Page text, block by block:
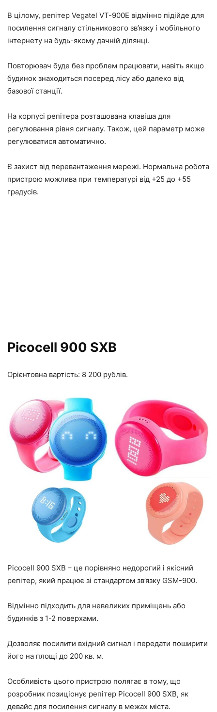
В цілому, репітер Vegatel VT-900E відмінно підійде для
посилення сигналу стільникового зв’язку і мобільного
інтернету на будь-якому дачній ділянці.
Повторювач буде без проблем працювати, навіть якщо
будинок знаходиться посеред лісу або далеко від
базової станції.
На корпусі репітера розташована клавіша для
регулювання рівня сигналу. Також, цей параметр може
регулюватися автоматично.
Є захист від перевантаження мережі. Нормальна робота
пристрою можлива при температурі від +25 до +55
градусів.
Picocell 900 SXB
Орієнтовна вартість: 8 200 рублів.
Picocell 900 SXB – це порівняно недорогий і якісний
репітер, який працює зі стандартом зв’язку GSM-900.
Відмінно підходить для невеликих приміщень або
будинків з 1-2 поверхами.
Дозволяє посилити вхідний сигнал і передати поширити
його на площі до 200 кв. м.
Особливість цього пристрою полягає в тому, що
розробник позиціонує репітер Picocell 900 SXB, як
девайс для посилення сигналу в межах міста.